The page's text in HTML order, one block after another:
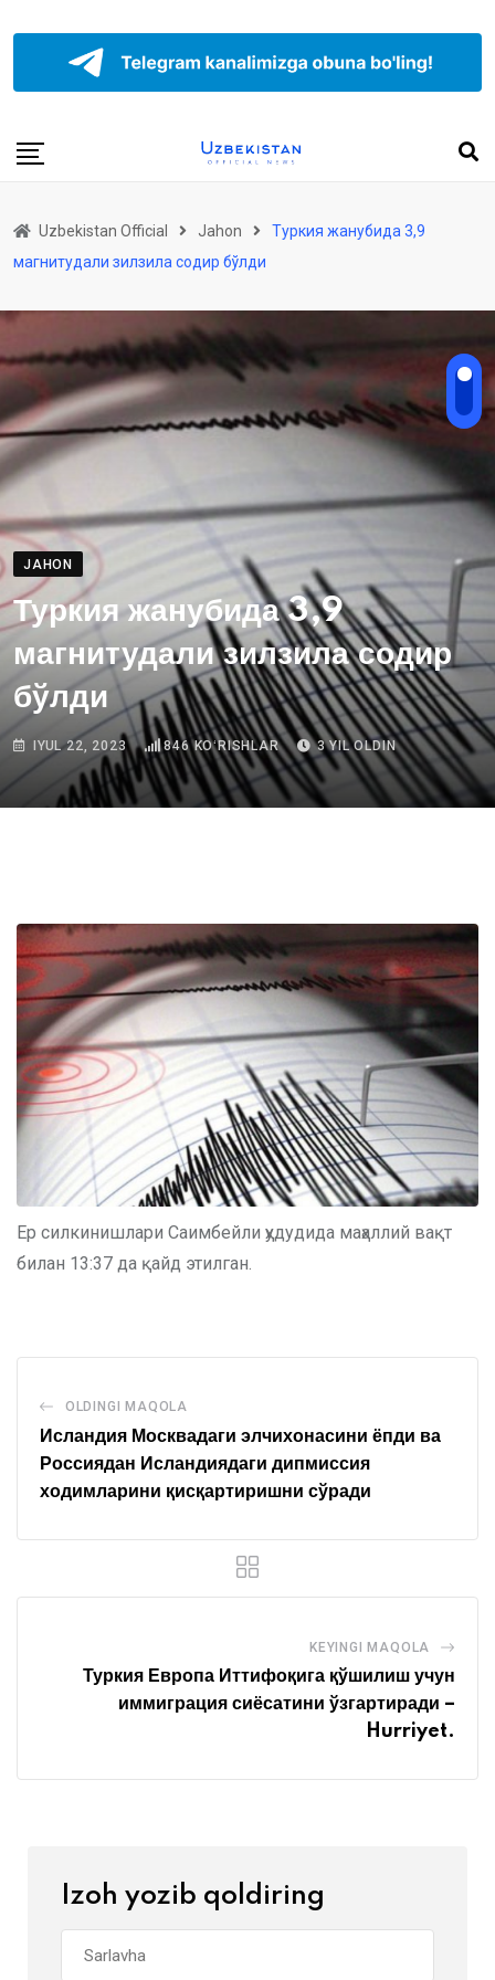
Uzbekistan Official Jahon
Туркия жанубида 3,9
магнитудали зилзила содир бўлди
JAHON
Туркия жанубида 3,9
магнитудали зилзила содир
бўлди
IYUL 22, 2023 846KOʻRISHLAR 3 YIL OLDIN
Ер силкинишлари Саимбейли ҳудудида маҳаллий вақт
билан 13:37 да қайд этилган.
OLDINGI MAQOLA
Исландия Москвадаги элчихонасини ёпди ва
Россиядан Исландиядаги дипмиссия
ходимларини қисқартиришни сўради
KEYINGI MAQOLA
Туркия Европа Иттифоқига қўшилиш учун
иммиграция сиёсатини ўзгартиради –
Hurriyet.
Izoh yozib qoldiring